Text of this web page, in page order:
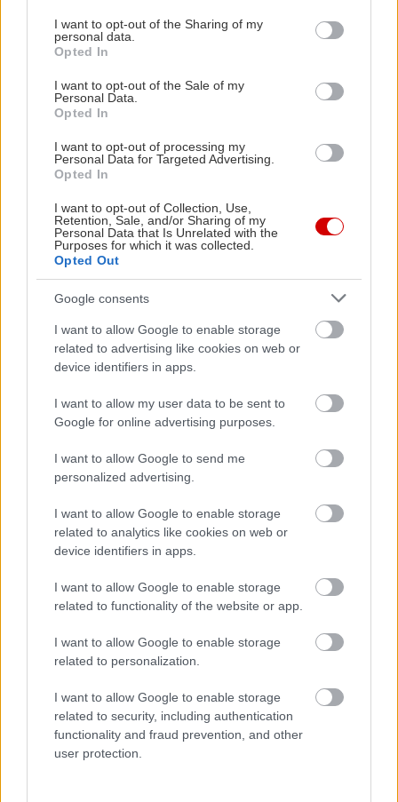
not limited to your visit or usage behaviour. You may click to
grant or deny consent to Google and its third-party tags to
use your data for below specified purposes in below Google
consent section.
I want to opt-out of the Sharing of my
personal data.
Opted In
I want to opt-out of the Sale of my
Personal Data.
Opted In
I want to opt-out of processing my
Personal Data for Targeted Advertising.
Opted In
I want to opt-out of Collection, Use,
Retention, Sale, and/or Sharing of my
Personal Data that Is Unrelated with the
Purposes for which it was collected.
Opted Out
Google consents
I want to allow Google to enable storage
related to advertising like cookies on web or
device identifiers in apps.
I want to allow my user data to be sent to
Google for online advertising purposes.
I want to allow Google to send me
personalized advertising.
I want to allow Google to enable storage
related to analytics like cookies on web or
device identifiers in apps.
I want to allow Google to enable storage
related to functionality of the website or app.
I want to allow Google to enable storage
related to personalization.
I want to allow Google to enable storage
related to security, including authentication
functionality and fraud prevention, and other
user protection.
Διαβάστε επίσης